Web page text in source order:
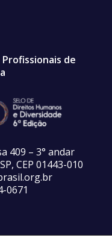
Profissionais de
409 – 3° andar
CEP 01443-010
0671